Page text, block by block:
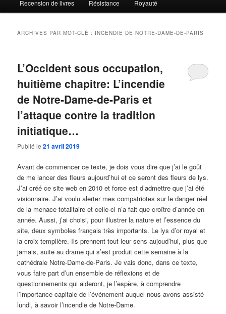
Recension de livres Résistance Royauté
ARCHIVES PAR MOT-CLÉ : INCENDIE DE NOTRE-DAME-DE-PARIS
L’Occident sous occupation,
huitième chapitre: L’incendie
de Notre-Dame-de-Paris et
l’attaque contre la tradition
initiatique…
Publié le21 avril 2019
Avant de commencer ce texte, je dois vous dire que j’ai le goût
de me lancer des fleurs aujourd’hui et ce seront des fleurs de lys.
J’ai créé ce site web en 2010 et force est d’admettre que j’ai été
visionnaire. J’ai voulu alerter mes compatriotes sur le danger réel
de la menace totalitaire et celle-ci n’a fait que croître d’année en
année. Aussi, j’ai choisi, pour illustrer la nature et l’essence du
site, deux symboles français très importants. Le lys d’or royal et
la croix templière. Ils prennent tout leur sens aujoud’hui, plus que
jamais, suite au drame qui s’est produit cette semaine à la
cathédrale Notre-Dame-de-Paris. Je vais donc, dans ce texte,
vous faire part d’un ensemble de réflexions et de
questionnements qui aideront, je l’espère, à comprendre
l’importance capitale de l’événement auquel nous avons assisté
lundi, à savoir l’incendie de Notre-Dame.